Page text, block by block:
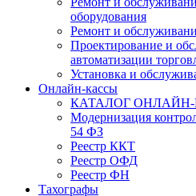
оборудования
Ремонт и
Проектирование и
автоматизации
Установка и
Онлайн-кассы
КАТАЛОГ
Модернизация
54 ФЗ
Реестр ККТ
Реестр ОФД
Реестр ФН
Тахографы